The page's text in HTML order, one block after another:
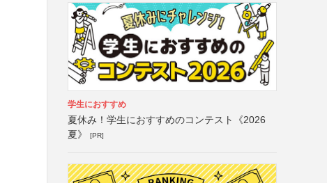
学生におすすめ
夏休み！学生におすすめのコンテスト《2026
夏》
[PR]